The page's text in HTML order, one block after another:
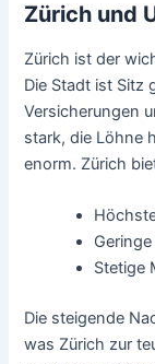
Zürich und
Zürich ist der
Die Stadt ist Sitz
Versicherungen
stark, die Löhne
enorm. Zürich
Stetige
Die steigende
was Zürich zur